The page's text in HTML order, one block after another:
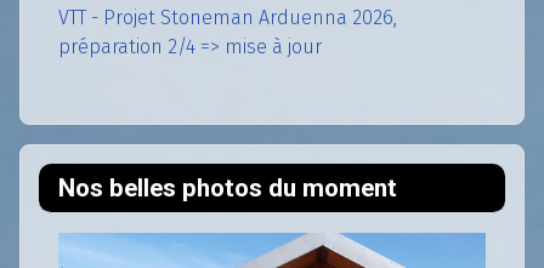
VTT - Projet Stoneman Arduenna 2026,
préparation 2/4 => mise à jour
Nos belles photos du moment